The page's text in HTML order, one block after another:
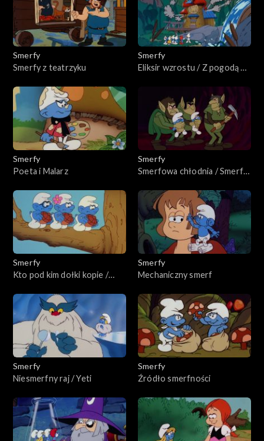
Smerfy
Smerfy z teatrzyku
Smerfy
Eliksir wzrostu / Z pogodą na
Smerfy
Poeta i Malarz
Smerfy
Smerfowa chłodnia / Smerfy
Smerfy
Kto pod kim dołki kopie /
Smerfy
Mechaniczny smerf
Smerfy
Niesmerfny raj / Yeti
Smerfy
Źródło smerfności